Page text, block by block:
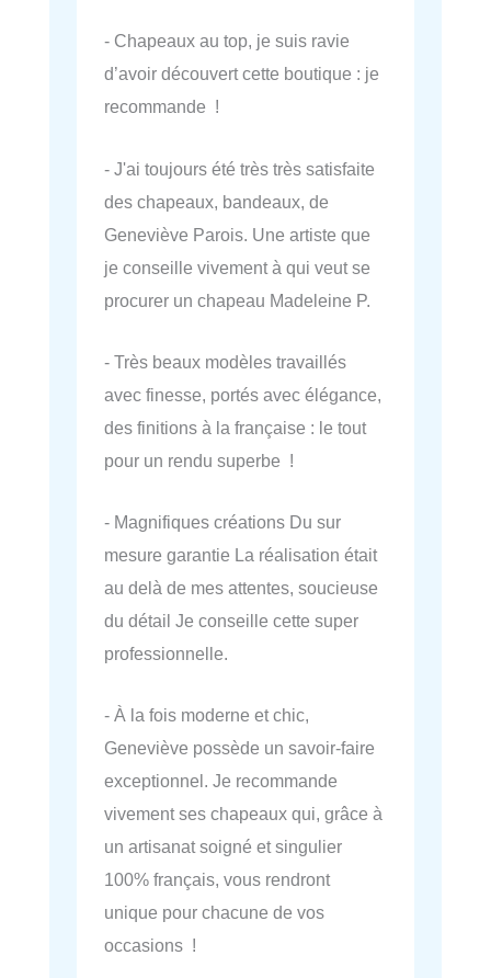
- Chapeaux au top, je suis ravie
d’avoir découvert cette boutique : je
recommande !
- J'ai toujours été très très satisfaite
des chapeaux, bandeaux, de
Geneviève Parois. Une artiste que
je conseille vivement à qui veut se
procurer un chapeau Madeleine P.
- Très beaux modèles travaillés
avec finesse, portés avec élégance,
des finitions à la française : le tout
pour un rendu superbe !
- Magnifiques créations Du sur
mesure garantie La réalisation était
au delà de mes attentes, soucieuse
du détail Je conseille cette super
professionnelle.
- À la fois moderne et chic,
Geneviève possède un savoir-faire
exceptionnel. Je recommande
vivement ses chapeaux qui, grâce à
un artisanat soigné et singulier
100% français, vous rendront
unique pour chacune de vos
occasions !